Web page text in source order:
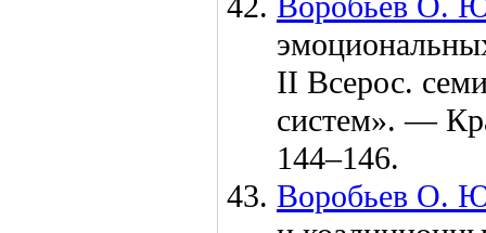
II Всерос.
систем». —
144–146.
Воробьев О.